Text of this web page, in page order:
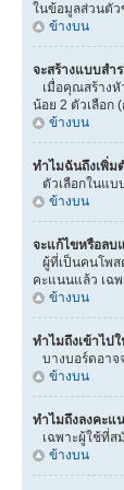
ในข้อมูลส่วนตัว
ข้างบน
จะสร้างแบบสำ
เมื่อคุณสร้างหั
น้อย 2 ตัวเลือก
ข้างบน
ทำไมฉันถึงเพิ่ม
ตัวเลือกในแบ
ข้างบน
จะแก้ไขหรือลบ
ผู้ที่เป็นคนโพส
คะแนนแล้ว เฉ
ข้างบน
ทำไมถึงเข้าไป
บางบอร์ดอาจ
ข้างบน
ทำไมถึงลงคะแ
เฉพาะผู้ใช้ที่ส
ข้างบน